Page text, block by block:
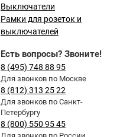
Выключатели
Рамки для розеток и
выключателей
Есть вопросы? Звоните!
8 (495) 748 88 95
Для звонков по Москве
8 (812) 313 25 22
Для звонков по Санкт-
Петербургу
8 (800) 550 95 45